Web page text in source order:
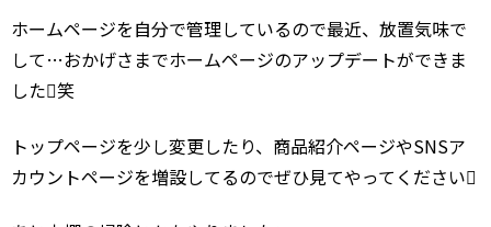
ホームページを自分で管理しているので最近、放置気味で
して…おかげさまでホームページのアップデートができま
した笑
トップページを少し変更したり、商品紹介ページやSNSア
カウントページを増設してるのでぜひ見てやってください